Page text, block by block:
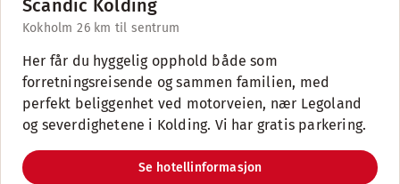
Scandic Kolding
Kokholm 26 km til sentrum
Her får du hyggelig opphold både som
forretningsreisende og sammen familien, med
perfekt beliggenhet ved motorveien, nær Legoland
og severdighetene i Kolding. Vi har gratis parkering.
Se hotellinformasjon